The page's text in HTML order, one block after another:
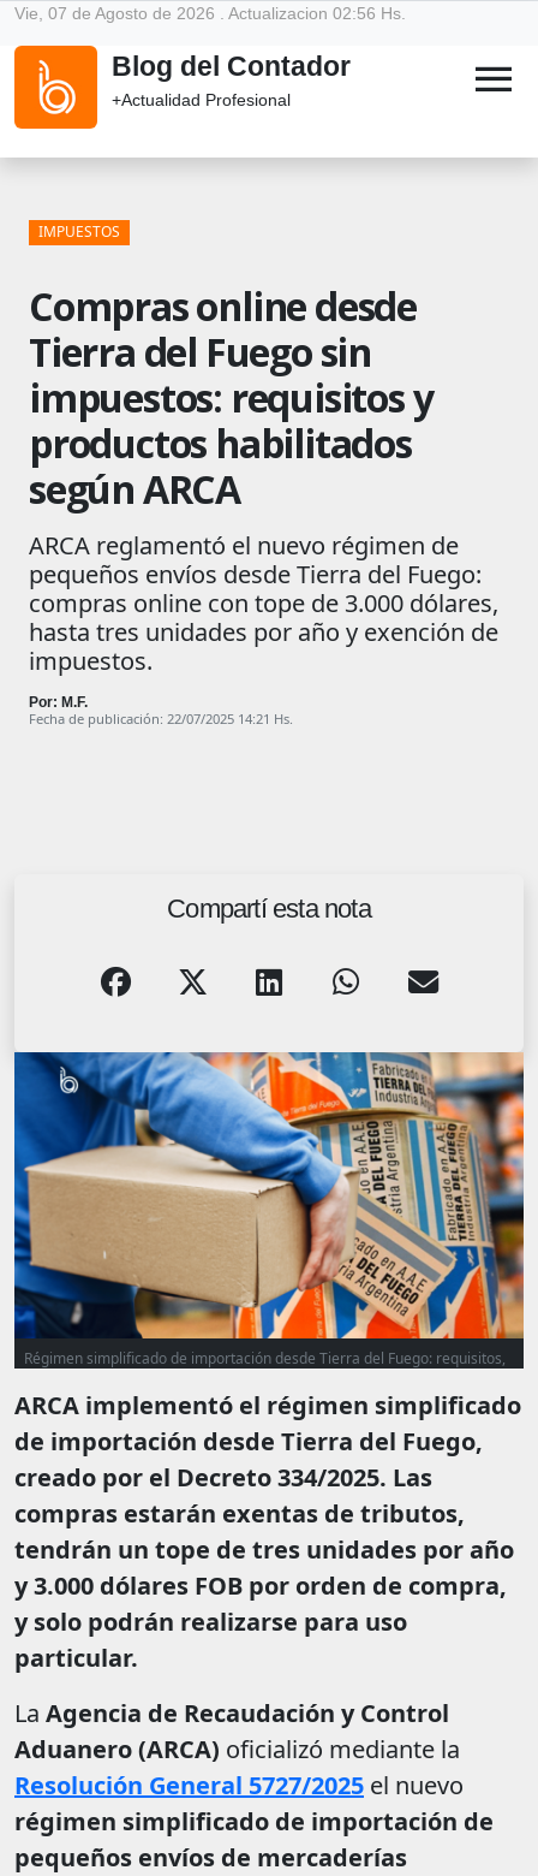
Vie, 07 de Agosto de 2026 . Actualizacion 02:56 Hs.
Blog del Contador
+Actualidad Profesional menu
IMPUESTOS
Compras online desde
Tierra del Fuego sin
impuestos: requisitos y
productos habilitados
según ARCA
ARCA reglamentó el nuevo régimen de
pequeños envíos desde Tierra del Fuego:
compras online con tope de 3.000 dólares,
hasta tres unidades por año y exención de
impuestos.
Por: M.F.
Fecha de publicación: 22/07/2025 14:21 Hs.
Compartí esta nota
Régimen simplificado de importación desde Tierra del Fuego: requisitos,
ARCA implementó el régimen simplificado
de importación desde Tierra del Fuego,
creado por el Decreto 334/2025. Las
compras estarán exentas de tributos,
tendrán un tope de tres unidades por año
y 3.000 dólares FOB por orden de compra,
y solo podrán realizarse para uso
particular.
La Agencia de Recaudación y Control
Aduanero (ARCA) oficializó mediante la
Resolución General 5727/2025 el nuevo
régimen simplificado de importación de
pequeños envíos de mercaderías